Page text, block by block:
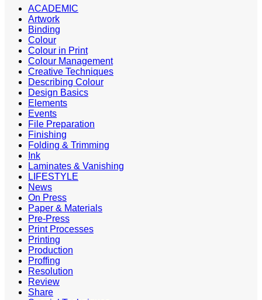
ACADEMIC
Artwork
Binding
Colour
Colour in Print
Colour Management
Creative Techniques
Describing Colour
Design Basics
Elements
Events
File Preparation
Finishing
Folding & Trimming
Ink
Laminates & Vanishing
LIFESTYLE
News
On Press
Paper & Materials
Pre-Press
Print Processes
Printing
Production
Proffing
Resolution
Review
Share